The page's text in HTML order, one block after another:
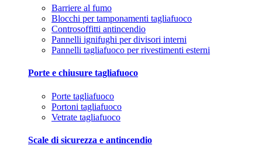
Barriere al fumo
Blocchi per tamponamenti tagliafuoco
Controsoffitti antincendio
Pannelli ignifughi per divisori interni
Pannelli tagliafuoco per rivestimenti esterni
Porte e chiusure tagliafuoco
Porte tagliafuoco
Portoni tagliafuoco
Vetrate tagliafuoco
Scale di sicurezza e antincendio